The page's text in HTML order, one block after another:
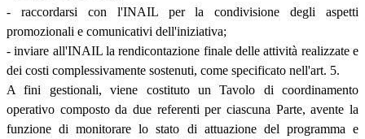
- raccordarsi con l'INAIL per la condivisione degli aspetti
promozionali e comunicativi dell'iniziativa;
- inviare all'INAIL la rendicontazione finale delle attività realizzate e
dei costi complessivamente sostenuti, come specificato nell'art. 5.
A fini gestionali, viene costituto un Tavolo di coordinamento
operativo composto da due referenti per ciascuna Parte, avente la
funzione di monitorare lo stato di attuazione del programma e